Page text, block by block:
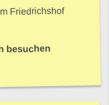
Friedrichshof
besuchen